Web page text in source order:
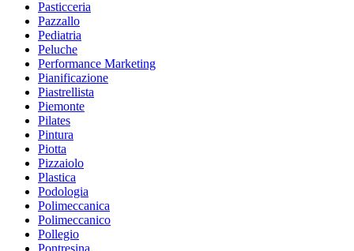
Pasticceria
Pazzallo
Pediatria
Peluche
Performance Marketing
Pianificazione
Piastrellista
Piemonte
Pilates
Pintura
Piotta
Pizzaiolo
Plastica
Podologia
Polimeccanica
Polimeccanico
Pollegio
Pontresina